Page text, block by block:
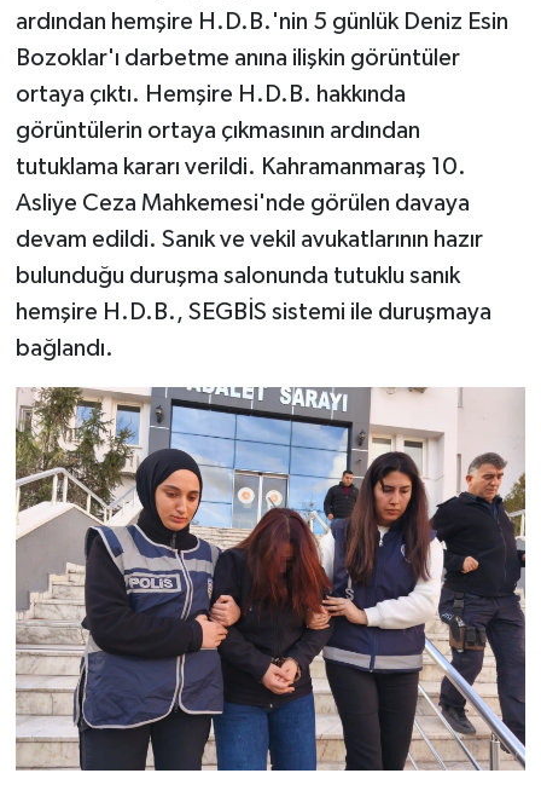
ardından hemşire H.D.B.'nin 5 günlük Deniz Esin
Bozoklar'ı darbetme anına ilişkin görüntüler
ortaya çıktı. Hemşire H.D.B. hakkında
görüntülerin ortaya çıkmasının ardından
tutuklama kararı verildi. Kahramanmaraş 10.
Asliye Ceza Mahkemesi'nde görülen davaya
devam edildi. Sanık ve vekil avukatlarının hazır
bulunduğu duruşma salonunda tutuklu sanık
hemşire H.D.B., SEGBİS sistemi ile duruşmaya
bağlandı.